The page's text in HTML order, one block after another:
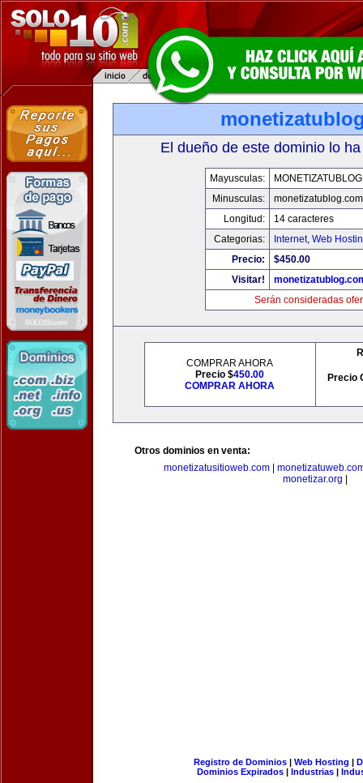
El dueño de este dominio lo
Mayusculas:
Minusculas:
monetizatublog.com
Longitud:
14 caracteres
Categorias:
Internet, Web
Precio:
$450.00
Visitar!
Serán consideradas
COMPRAR AHORA
Precio $450.00
COMPRAR AHORA
Precio
Otros dominios en venta:
monetizatusitioweb.com
monetizar.org
Registro de Dominios| Web Hosting |
Dominios Expirados | Industrias |